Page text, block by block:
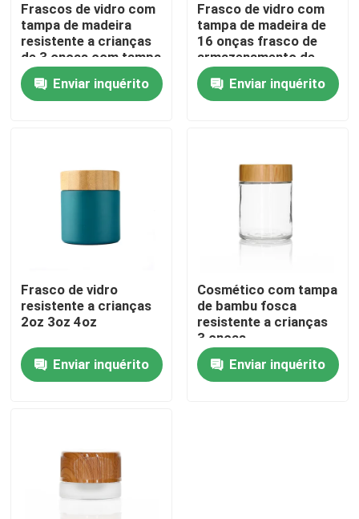
Casa
Produtos
Sobre nós
Controle da qualidade
Contacte-nos
Peça umas citações
Frascos de vidro com
tampa de madeira
resistente a crianças
de 3 onças com tampa
de bambu e recipiente
para armazenamento
de cosméticos
Enviar inquérito
Frasco de vidro com
tampa de madeira de
16 onças frasco de
armazenamento de
ervas transparente
vidro borosilicato de
alta sucção
Enviar inquérito
Frasco de vidro
resistente a crianças
2oz 3oz 4oz
Enviar inquérito
Cosmético com tampa
de bambu fosca
resistente a crianças
3 onças
Enviar inquérito